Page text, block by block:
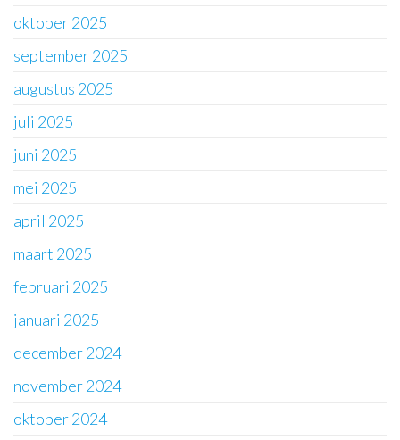
oktober 2025
september 2025
augustus 2025
juli 2025
juni 2025
mei 2025
april 2025
maart 2025
februari 2025
januari 2025
december 2024
november 2024
oktober 2024